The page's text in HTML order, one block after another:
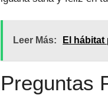
Leer Más: El hábitat
Preguntas